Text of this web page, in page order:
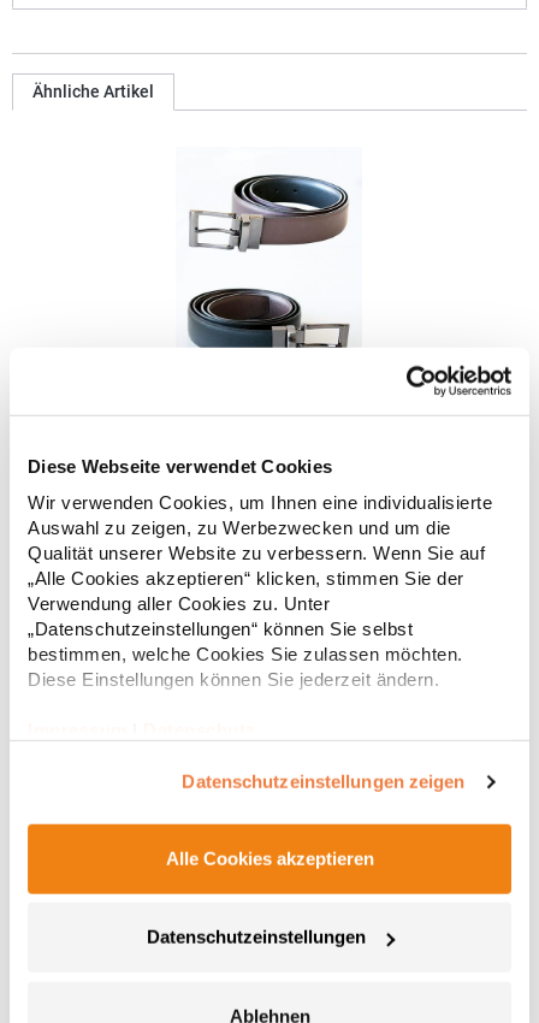
Diese Webseite verwendet Cookies
Wir verwenden Cookies, um Ihnen eine individualisierte
Auswahl zu zeigen, zu Werbezwecken und um die
Qualität unserer Website zu verbessern. Wenn Sie auf
„Alle Cookies akzeptieren“ klicken, stimmen Sie der
Verwendung aller Cookies zu. Unter
„Datenschutzeinstellungen“ können Sie selbst
bestimmen, welche Cookies Sie zulassen möchten.
Diese Einstellungen können Sie jederzeit ändern.
Datenschutzeinstellungen zeigen
Alle Cookies akzeptieren
Datenschutzeinstellungen
Ablehnen
Ähnliche Artikel
KX152 Korntex Business- und Gastronomie-
Korntex®: Entwickelt und entworfen in Deutschland Gürtel mit
Wendefunktion Ein Gürtel, zwei Farben: Schwarz oder Braun Mit
EAN Barcode ausgestattet 130 cmMaterialzusammensetzung:
100% PolyurethanAngaben zur Produktsicherheit: Herst.-Nr.:
KXGTABHersteller: Korntex GmbH Carl-Zeiss-Straße 5 70736
Fellbach Deutschland E-Mail: info@korntex.com
9,15 € *
* Preise inkl. gesetzlicher Mwst. + Versandkosten *
CGW42141 CG Workwear Potenza X Classic Bänderset
Mit Druckknopf zum Befestigen an der Schürzen-Öse Im Rücken